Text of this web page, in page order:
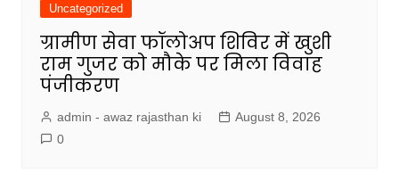
Uncategorized
ग्रामीण सेवा फॉलोअप शिविर में खुशी
राम गुजर को मौके पर मिला विवाह
पंजीकरण
admin - awaz rajasthan ki
August 8, 2026
0